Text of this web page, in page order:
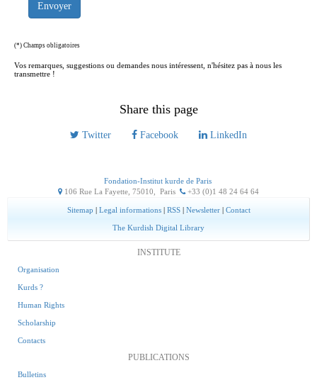
Envoyer
(*) Champs obligatoires
Vos remarques, suggestions ou demandes nous intéressent, n'hésitez pas à nous les
transmettre !
Share this page
Twitter Facebook LinkedIn
Fondation-Institut kurde de Paris
106 Rue La Fayette, 75010, Paris +33 (0)1 48 24 64 64
Sitemap Legal informations| RSS| Newsletter| Contact
The Kurdish Digital Library
INSTITUTE
Organisation
Kurds ?
Human Rights
Scholarship
Contacts
PUBLICATIONS
Bulletins